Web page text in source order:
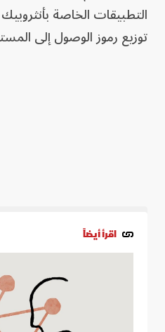
التطبيقات الخاصة
توزيع رموز الوصول إلى
اقرأ أيضاً